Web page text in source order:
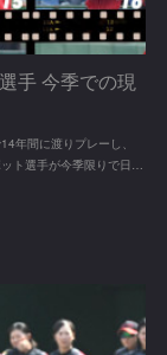
手 今季での現
年間に渡りプレーし、
ト選手が今季限りで日…